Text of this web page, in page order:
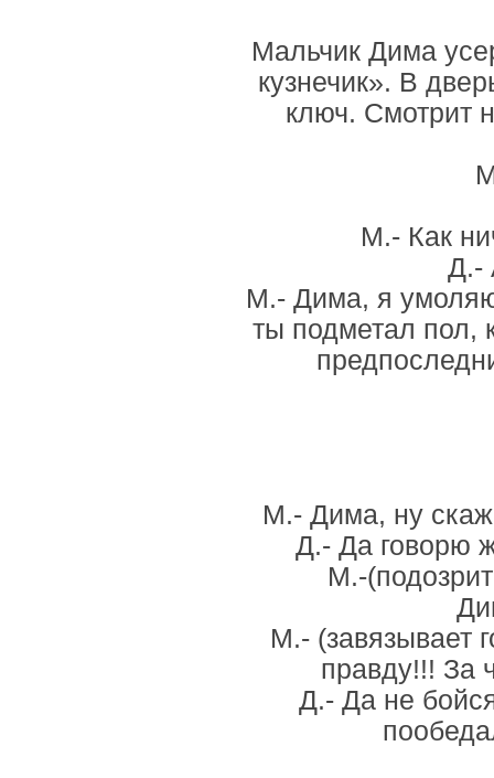
Мальчик Дима
кузнечик». В
ключ. Смотрит
М.- Как
Д.-
М.- Дима, я
ты подметал пол,
М.- Дима, ну
Д.- Да говорю
М.-
М.- (завязывает
правду!!! За
Д.- Да не